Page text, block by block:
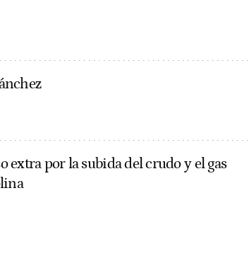
extra por la subida del crudo y el gas